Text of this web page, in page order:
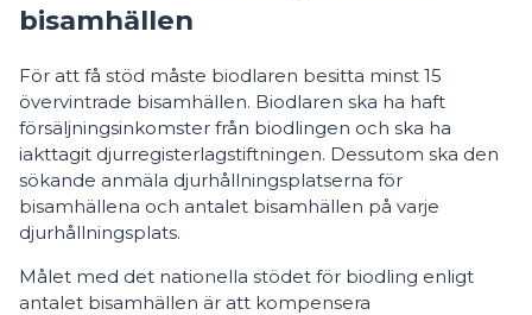
bisamhällen
För att få stöd måste biodlaren besitta minst 15
övervintrade bisamhällen. Biodlaren ska ha haft
försäljningsinkomster från biodlingen och ska ha
iakttagit djurregisterlagstiftningen. Dessutom ska den
sökande anmäla djurhållningsplatserna för
bisamhällena och antalet bisamhällen på varje
djurhållningsplats.
Målet med det nationella stödet för biodling enligt
antalet bisamhällen är att kompensera